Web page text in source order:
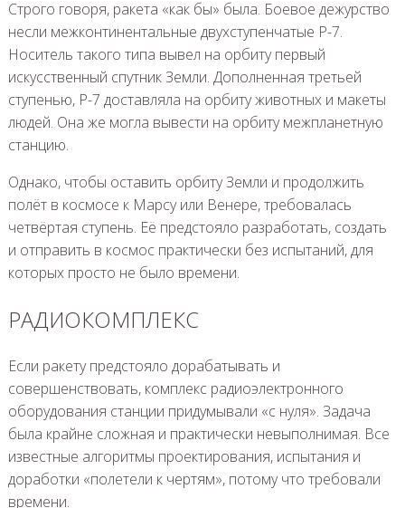
Строго говоря, ракета «как бы» была. Боевое дежурство
несли межконтинентальные двухступенчатые Р-7.
Носитель такого типа вывел на орбиту первый
искусственный спутник Земли. Дополненная третьей
ступенью, Р-7 доставляла на орбиту животных и макеты
людей. Она же могла вывести на орбиту межпланетную
станцию.
Однако, чтобы оставить орбиту Земли и продолжить
полёт в космосе к Марсу или Венере, требовалась
четвёртая ступень. Её предстояло разработать, создать
и отправить в космос практически без испытаний, для
которых просто не было времени.
РАДИОКОМПЛЕКС
Если ракету предстояло дорабатывать и
совершенствовать, комплекс радиоэлектронного
оборудования станции придумывали «с нуля». Задача
была крайне сложная и практически невыполнимая. Все
известные алгоритмы проектирования, испытания и
доработки «полетели к чертям», потому что требовали
времени.